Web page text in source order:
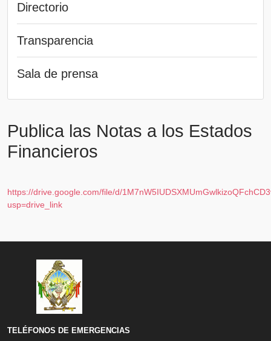
Directorio
Transparencia
Sala de prensa
Publica las Notas a los Estados
Financieros
https://drive.google.com/file/d/
usp=drive_link
TELÉFONOS DE EMERGENCIAS